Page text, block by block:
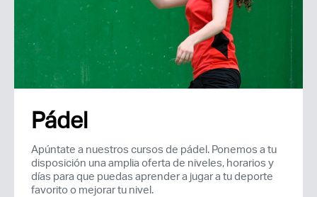
Acceso socios
Recuerda mis claves
Pádel
Apúntate a nuestros cursos de pádel. Ponemos a tu
disposición una amplia oferta de niveles, horarios y
días para que puedas aprender a jugar a tu deporte
favorito o mejorar tu nivel.